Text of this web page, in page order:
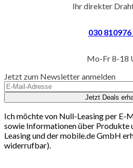
Ihr direkter
030 810976
Mo-Fr 8-18
Jetzt zum Newsletter anmelden
Jetzt Deals
Ich möchte von Null-Leasing per E-
sowie Informationen über Produkte
Leasing und der mobile.de GmbH
widerrufbar).